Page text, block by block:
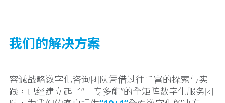
我们的解决方案
容诚战略数字化咨询团队凭借过往丰富的探索与实
践，已经建立起了“一专多能”的全矩阵数字化服务团